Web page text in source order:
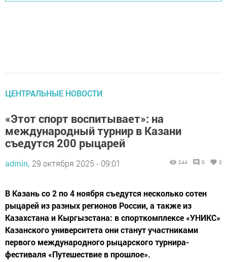
ЦЕНТРАЛЬНЫЕ НОВОСТИ
«Этот спорт воспитывает»: на
международный турнир в Казани
съедутся 200 рыцарей
admin, 29 октября 2025 - 09:01 244 0 0
В Казань со 2 по 4 ноября съедутся несколько сотен
рыцарей из разных регионов России, а также из
Казахстана и Кыргызстана: в спорткомплексе «УНИКС»
Казанского университета они станут участниками
первого международного рыцарского турнира-
фестиваля «Путешествие в прошлое».